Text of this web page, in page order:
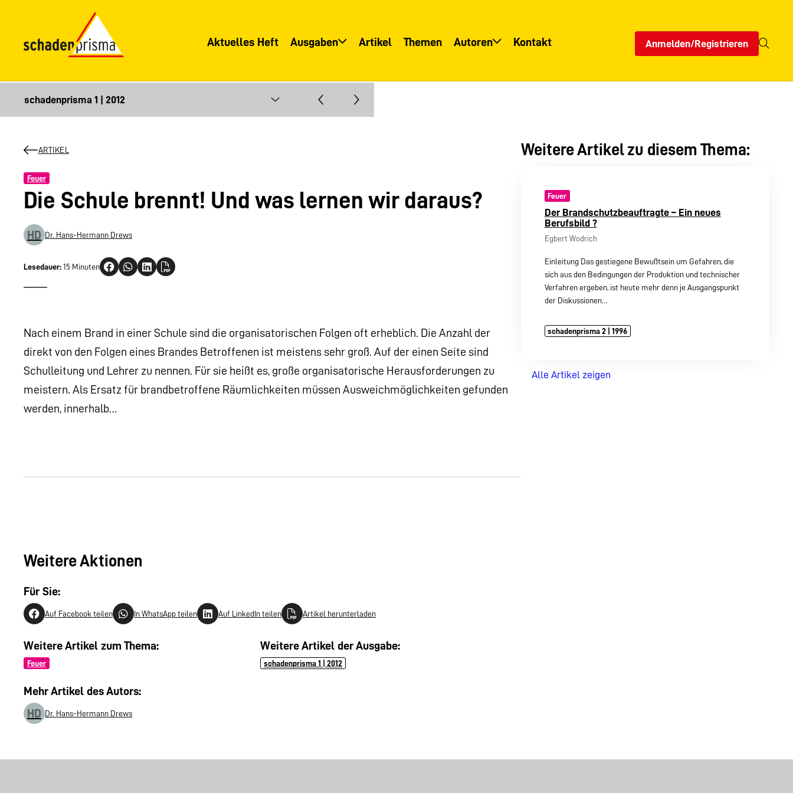
Aktuelles Heft Ausgaben
Informationsservice
Artikel Themen Autoren Kontakt Anmelden/Registrieren
ARTIKEL
Feuer
Die Schule brennt! Und was lernen wir daraus?
HD Dr. Hans-Hermann Drews
Lesedauer: 15 Minuten
Nach einem Brand in einer Schule sind die organisatorischen Folgen oft erheblich. Die Anzahl der
direkt von den Folgen eines Brandes Betroffenen ist meistens sehr groß. Auf der einen Seite sind
Schulleitung und Lehrer zu nennen. Für sie heißt es, große organisatorische Herausforderungen zu
meistern. Als Ersatz für brandbetroffene Räumlichkeiten müssen Ausweichmöglichkeiten gefunden
werden, innerhalb…
Weitere Aktionen
Für Sie:
Auf Facebook teilen In WhatsApp teilen Auf LinkedIn teilen Artikel herunterladen
Weitere Artikel zum Thema:
Feuer
Weitere Artikel der Ausgabe:
schadenprisma 1 | 2012
Mehr Artikel des Autors:
HD
Dr. Hans-Hermann Drews
Weitere Artikel zu diesem Thema:
Feuer
Der Brandschutzbeauftragte – Ein neues
Berufsbild ?
Egbert Wodrich
Einleitung Das gestiegene Bewußtsein um Gefahren, die
sich aus den Bedingungen der Produktion und technischer
Verfahren ergeben, ist heute mehr denn je Ausgangspunkt
der Diskussionen…
schadenprisma 2 | 1996
Alle Artikel zeigen